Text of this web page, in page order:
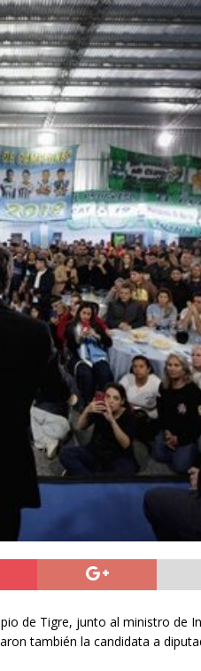
de Tigre, junto al ministro de
también la candidata a